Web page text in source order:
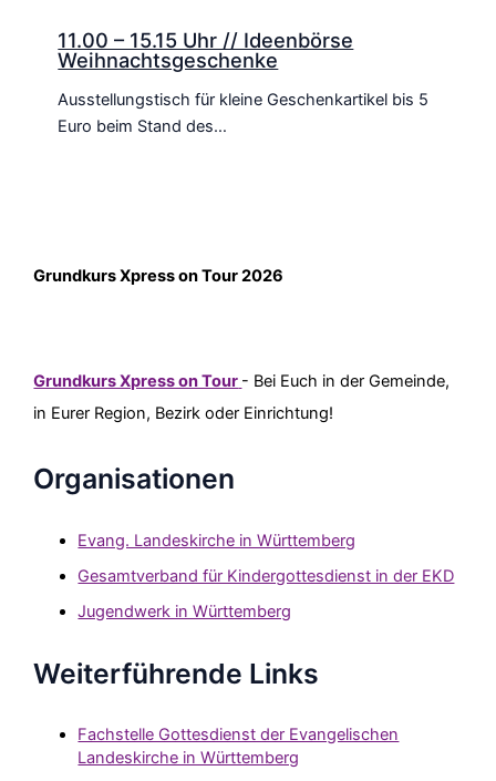
11.00 – 15.15 Uhr // Ideenbörse
Weihnachtsgeschenke
Ausstellungstisch für kleine Geschenkartikel bis 5
Euro beim Stand des…
Grundkurs Xpress on Tour 2026
Grundkurs Xpress on Tour - Bei Euch in der Gemeinde,
in Eurer Region, Bezirk oder Einrichtung!
Organisationen
Evang. Landeskirche in Württemberg
Gesamtverband für Kindergottesdienst in der EKD
Jugendwerk in Württemberg
Weiterführende Links
Fachstelle Gottesdienst der Evangelischen
Landeskirche in Württemberg